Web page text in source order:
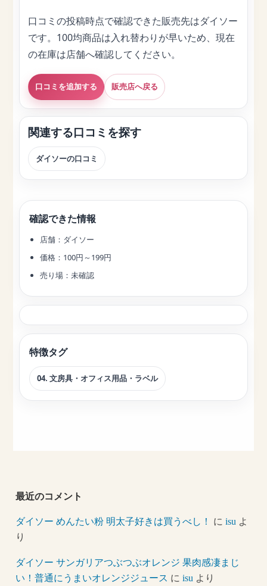
口コミの投稿時点で確認できた販売先はダイソー
です。100均商品は入れ替わりが早いため、現在
の在庫は店舗へ確認してください。
口コミを追加する 販売店へ戻る
関連する口コミを探す
ダイソーの口コミ
確認できた情報
店舗：ダイソー
価格：100円～199円
売り場：未確認
特徴タグ
04. 文房具・オフィス用品・ラベル
最近のコメント
ダイソー めんたい粉 明太子好きは買うべし！ にisu よ
り
ダイソー サンガリアつぶつぶオレンジ 果肉感凄まじ
い！普通にうまいオレンジジュース にisu より